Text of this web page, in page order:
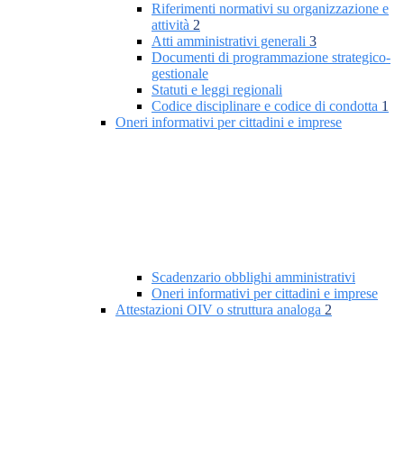
Riferimenti normativi su organizzazione e
attività 2
Atti amministrativi generali 3
Documenti di programmazione strategico-
gestionale
Statuti e leggi regionali
Codice disciplinare e codice di condotta 1
Oneri informativi per cittadini e imprese
Scadenzario obblighi amministrativi
Oneri informativi per cittadini e imprese
Attestazioni OIV o struttura analoga 2